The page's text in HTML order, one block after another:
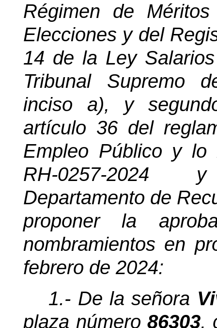
Régimen de
Elecciones y del
14 de la Ley
Tribunal Supremo
inciso a), y
artículo 36 del
Empleo Público y
RH-0257-2024
Departamento de
proponer la
nombramientos en
febrero de 2024:
1.- De la señora
plaza número86303,